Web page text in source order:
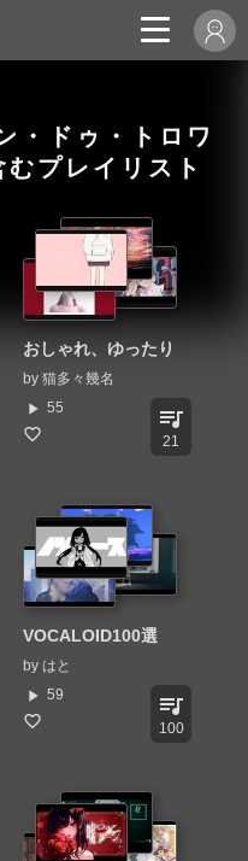
・ドゥ・トロワ
むプレイリスト
おしゃれ、ゆったり
by 猫多々幾名
play_arrow 55 queue_music
21
VOCALOID100選
by はと
play_arrow 59 queue_music
100